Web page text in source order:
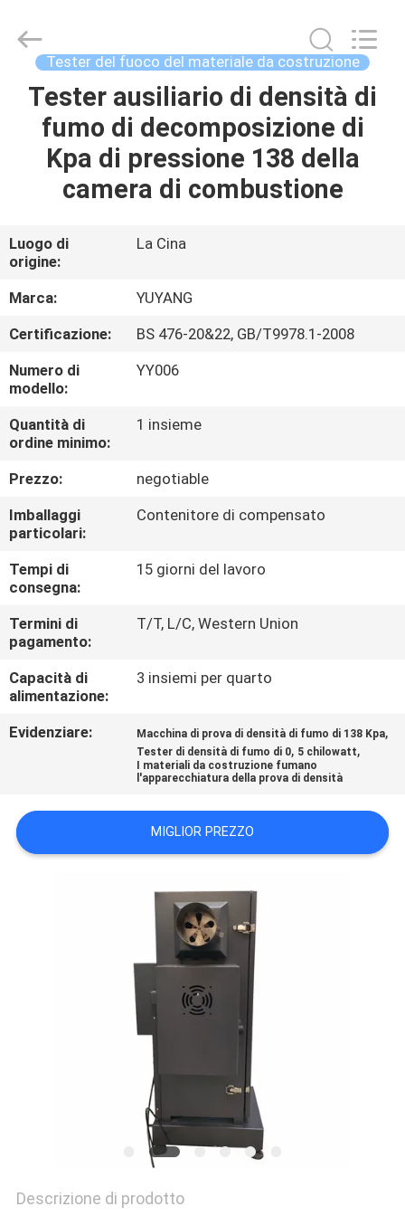
CASA
PRODOTTI
VR
CIRCA
NOI
GIRO
DELLA
FABBRICA
CONTATTICI
NOTIZIE
RICHIEDA
UNA
CITAZIONE
MAPPA
SITO
POLITICA
YUYANG
INSTRUMENT
Tester del fuoco del materiale da costruzione
Tester ausiliario di densità di
fumo di decomposizione di
Kpa di pressione 138 della
camera di combustione
Luogo di
origine:
La Cina
Marca:
YUYANG
Certificazione:
BS 476-20&22, GB/T9978.1-2008
Numero di
modello:
YY006
Quantità di
ordine minimo:
1 insieme
Prezzo:
negotiable
Imballaggi
particolari:
Contenitore di compensato
Tempi di
consegna:
15 giorni del lavoro
Termini di
pagamento:
T/T, L/C, Western Union
Capacità di
alimentazione:
3 insiemi per quarto
Evidenziare: Macchina di prova di densità di fumo di 138 Kpa,
Tester di densità di fumo di 0, 5 chilowatt,
I materiali da costruzione fumano
l'apparecchiatura della prova di densità
MIGLIOR PREZZO
Descrizione di prodotto